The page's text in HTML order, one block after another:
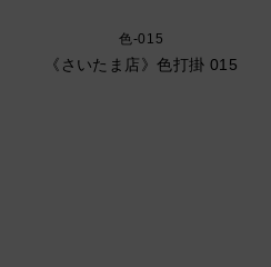
色-015
《さいたま店》色打掛 015